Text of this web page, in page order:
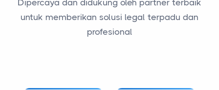
Dipercaya dan didukung oleh partner terbaik
untuk memberikan solusi legal terpadu dan
profesional